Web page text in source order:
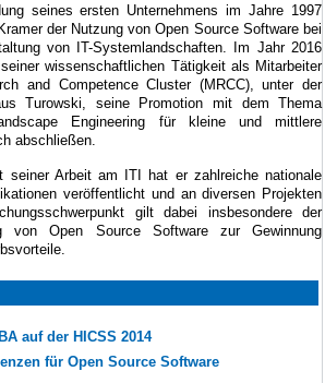
seines ersten Unternehmens im Jahre 1997
der Nutzung von Open Source Software bei
von IT-Systemlandschaften. Im Jahr 2016
wissenschaftlichen Tätigkeit als Mitarbeiter
and Competence Cluster (MRCC), unter der
Turowski, seine Promotion mit dem Thema
Engineering für kleine und mittlere
abschließen.
seiner Arbeit am ITI hat er zahlreiche nationale
veröffentlicht und an diversen Projekten
gilt dabei insbesondere der
von Open Source Software zur Gewinnung
auf der HICSS 2014
für Open Source Software